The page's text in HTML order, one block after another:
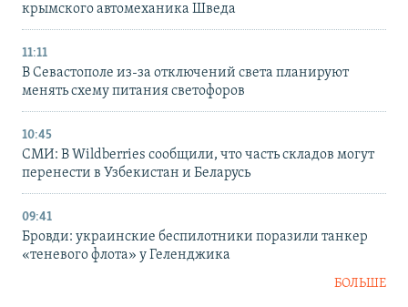
крымского автомеханика Шведа
11:11
В Севастополе из-за отключений света планируют
менять схему питания светофоров
10:45
СМИ: В Wildberries сообщили, что часть складов могут
перенести в Узбекистан и Беларусь
09:41
Бровди: украинские беспилотники поразили танкер
«теневого флота» у Геленджика
БОЛЬШЕ